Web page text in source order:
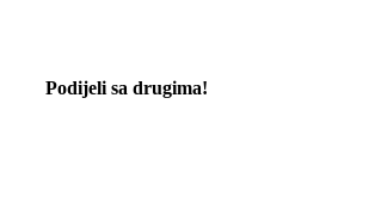
Podijeli sa drugima!